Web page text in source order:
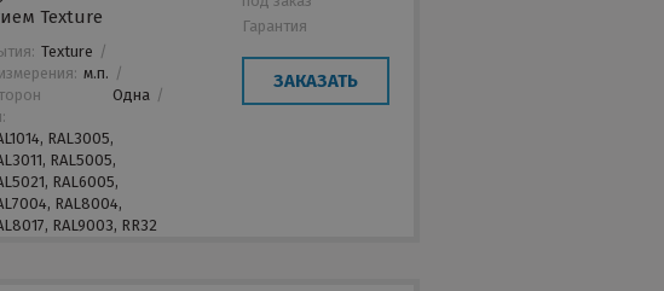
Texture
Texture /
м.п. /
Одна /
RAL3005,
RAL5005,
RAL6005,
RAL8004,
RAL9003, RR32
Гарантия
ЗАКАЗАТЬ